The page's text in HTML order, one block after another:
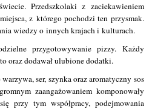
Przedszkolaki z zaciekawieniem
z którego pochodzi ten przysmak.
wiedzy o innych krajach i kulturach.
przygotowywanie pizzy. Każdy
oraz dodawał ulubione dodatki.
ser, szynka oraz aromatyczny sos
zaangażowaniem komponowały
przy tym współpracy, podejmowania